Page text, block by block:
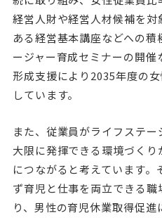
経営人財や経営人材候補を
ある経営基本講座などへの
ージャー育成セミナーの開催
形成支援により2035年度の
しています。
また、従業員がライフステ
大限に発揮できる環境づく
につながると考えています
ず育児と仕事を両立できる
り、男性の育児休業取得促